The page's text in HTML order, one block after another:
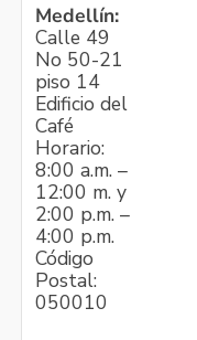
Medellín:
Calle 49
No 50-21
piso 14
Edificio del
Café
Horario:
8:00 a.m. –
12:00 m. y
2:00 p.m. –
4:00 p.m.
Código
Postal:
050010